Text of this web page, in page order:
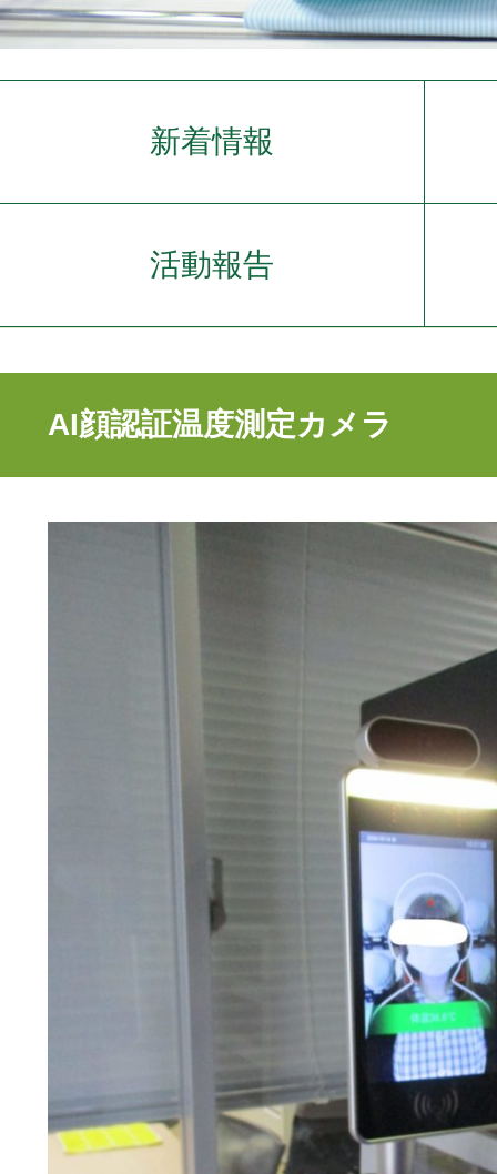
新着情報
活動報告
AI顔認証温度測定カメラ